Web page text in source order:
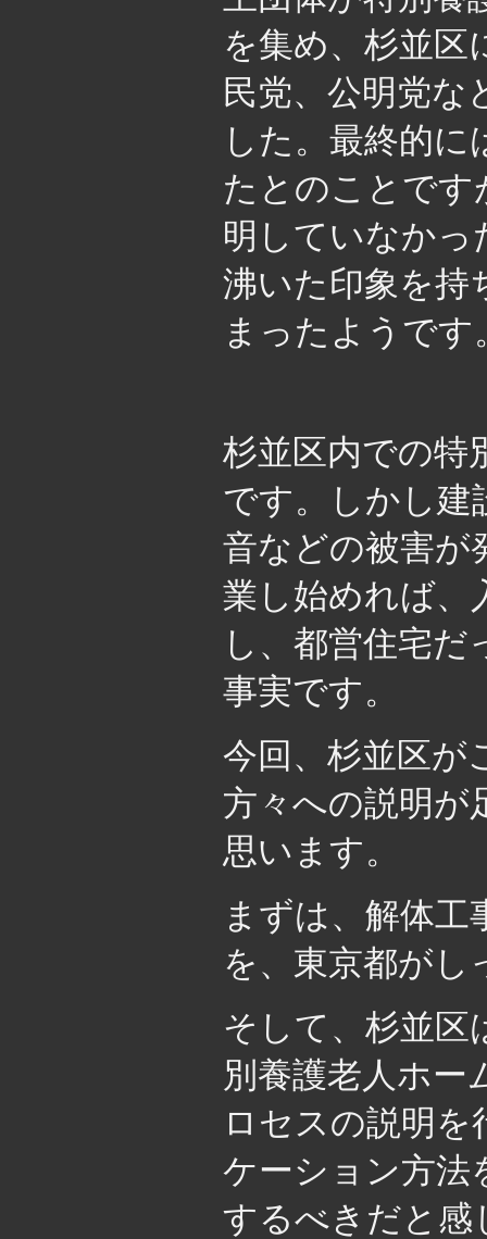
を集め、杉並区
民党、公明党な
した。最終的
たとのことです
明していなかっ
沸いた印象を持
まったようです
杉並区内での特
です。しかし建
音などの被害が
業し始めれば、
し、都営住宅
事実です。
今回、杉並区が
方々への説明が
思います。
まずは、解体工
を、東京都がし
そして、杉並区
別養護老人ホー
ロセスの説明
ケーション方法
するべきだと感